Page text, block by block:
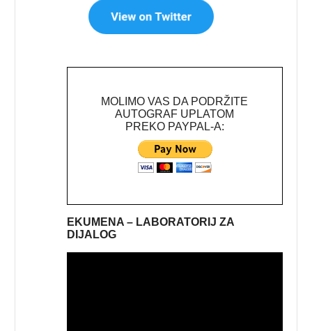
MOLIMO VAS DA PODRŽITE
AUTOGRAF UPLATOM
PREKO PAYPAL-A:
EKUMENA – LABORATORIJ ZA
DIJALOG